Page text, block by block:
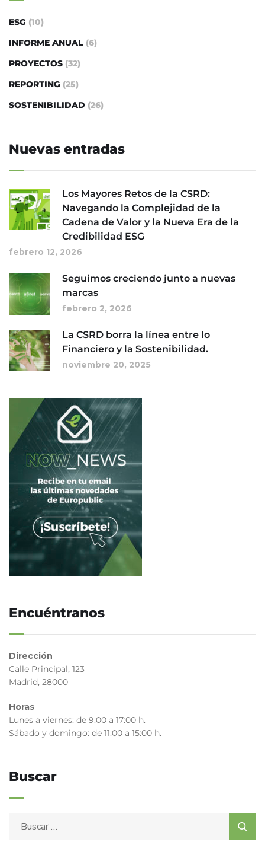
ESG (10)
INFORME ANUAL (6)
PROYECTOS (32)
REPORTING (25)
SOSTENIBILIDAD (26)
Nuevas entradas
Los Mayores Retos de la CSRD:
Navegando la Complejidad de la
Cadena de Valor y la Nueva Era de la
Credibilidad ESG
febrero 12, 2026
Seguimos creciendo junto a nuevas
marcas
febrero 2, 2026
La CSRD borra la línea entre lo
Financiero y la Sostenibilidad.
noviembre 20, 2025
Encuéntranos
Dirección
Calle Principal, 123
Madrid, 28000
Horas
Lunes a viernes: de 9:00 a 17:00 h.
Sábado y domingo: de 11:00 a 15:00 h.
Buscar